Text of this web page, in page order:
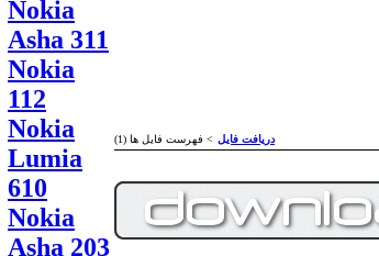
Nokia
Asha 311
Nokia
112
Nokia
Lumia
610
Nokia
Asha 203
دریافت فایل > فهرست فایل ها (1)